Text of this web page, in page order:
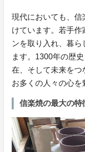
現代においても、信
けています。若手作
ンを取り入れ、暮
ます。1300年の歴
在、そして未来をつ
お多くの人々の心を
信楽焼の最大の特